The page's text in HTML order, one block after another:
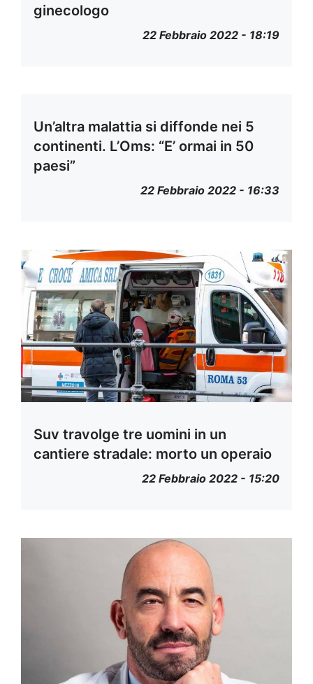
ginecologo
22 Febbraio 2022 - 18:19
Un’altra malattia si diffonde nei 5
continenti. L’Oms: “E’ ormai in 50
paesi”
22 Febbraio 2022 - 16:33
Suv travolge tre uomini in un
cantiere stradale: morto un operaio
22 Febbraio 2022 - 15:20